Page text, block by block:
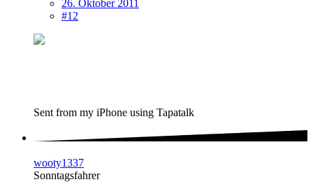
26. Oktober 2011
#12
Sent from my iPhone using Tapatalk
wooty1337
Sonntagsfahrer